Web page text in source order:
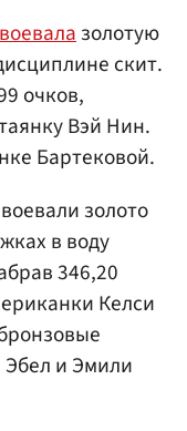
золотую
скит.
очков,
Вэй Нин.
Бартековой.
золото
в воду
346,20
Келси
и Эмили